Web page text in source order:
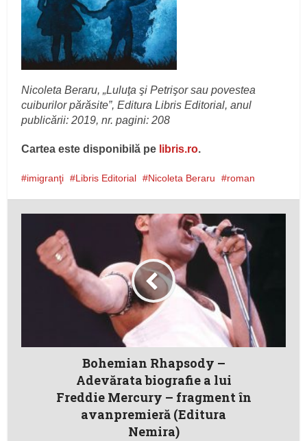
Nicoleta Beraru, „Luluţa şi Petrişor sau povestea
cuiburilor părăsite”, Editura Libris Editorial, anul
publicării: 2019, nr. pagini: 208
Cartea este disponibilă pe libris.ro.
imigranţi Libris Editorial Nicoleta Beraru roman
Bohemian Rhapsody –
Adevărata biografie a lui
Freddie Mercury – fragment în
avanpremieră (Editura
Nemira)